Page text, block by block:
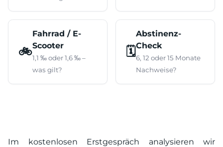
🚲
Fahrrad / E-
Scooter
1,1 ‰ oder 1,6 ‰ –
was gilt?
🗓️
Abstinenz-
Check
6, 12 oder 15 Monate
Nachweise?
Im kostenlosen Erstgespräch analysieren wir